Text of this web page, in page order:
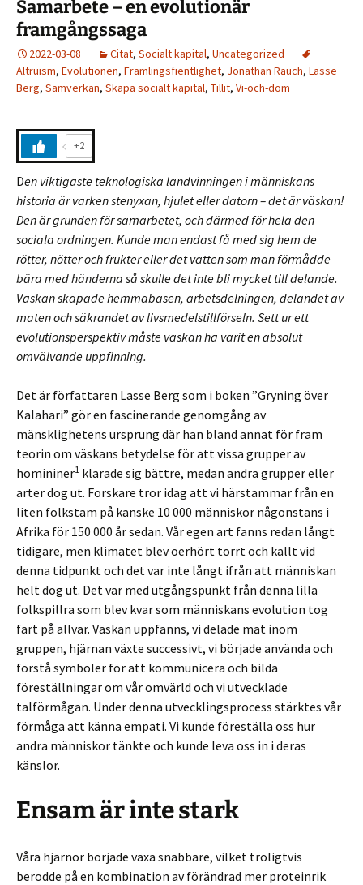
Samarbete – en evolutionär
framgångssaga
2022-03-08 Citat, Socialt kapital, Uncategorized
Altruism, Evolutionen, Främlingsfientlighet, Jonathan Rauch, Lasse
Berg, Samverkan, Skapa socialt kapital, Tillit, Vi-och-dom
+2
Den viktigaste teknologiska landvinningen i människans
historia är varken stenyxan, hjulet eller datorn – det är väskan!
Den är grunden för samarbetet, och därmed för hela den
sociala ordningen. Kunde man endast få med sig hem de
rötter, nötter och frukter eller det vatten som man förmådde
bära med händerna så skulle det inte bli mycket till delande.
Väskan skapade hemmabasen, arbetsdelningen, delandet av
maten och säkrandet av livsmedelstillförseln. Sett ur ett
evolutionsperspektiv måste väskan ha varit en absolut
omvälvande uppfinning.
Det är författaren Lasse Berg som i boken ”Gryning över
Kalahari” gör en fascinerande genomgång av
mänsklighetens ursprung där han bland annat för fram
teorin om väskans betydelse för att vissa grupper av
homininer1 klarade sig bättre, medan andra grupper eller
arter dog ut. Forskare tror idag att vi härstammar från en
liten folkstam på kanske 10 000 människor någonstans i
Afrika för 150 000 år sedan. Vår egen art fanns redan långt
tidigare, men klimatet blev oerhört torrt och kallt vid
denna tidpunkt och det var inte långt ifrån att människan
helt dog ut. Det var med utgångspunkt från denna lilla
folkspillra som blev kvar som människans evolution tog
fart på allvar. Väskan uppfanns, vi delade mat inom
gruppen, hjärnan växte successivt, vi började använda och
förstå symboler för att kommunicera och bilda
föreställningar om vår omvärld och vi utvecklade
talförmågan. Under denna utvecklingsprocess stärktes vår
förmåga att känna empati. Vi kunde föreställa oss hur
andra människor tänkte och kunde leva oss in i deras
känslor.
Ensam är inte stark
Våra hjärnor började växa snabbare, vilket troligtvis
berodde på en kombination av förändrad mer proteinrik